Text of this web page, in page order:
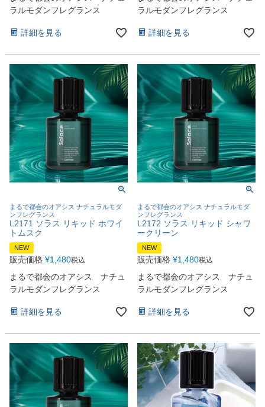
ラルモダンフレグランス
詳細を見る
ラルモダンフレグランス
詳細を見る
まるで都会のオアシス ナチュラルモダ
ンフレグランス
L2171 ソラス リキッド ホワイ
トムスク
NEW
販売価格 ¥1,480税込
まるで都会のオアシス ナチュ
ラルモダンフレグランス
詳細を見る
まるで都会のオアシス ナチュラルモダ
ンフレグランス
L2172 ソラス リキッド シャワ
ークリーン
NEW
販売価格 ¥1,480税込
まるで都会のオアシス ナチュ
ラルモダンフレグランス
詳細を見る